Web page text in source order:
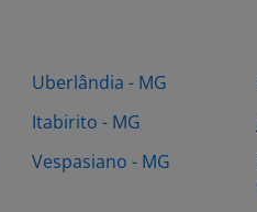
Uberlândia - MG
Itabirito - MG
Vespasiano - MG